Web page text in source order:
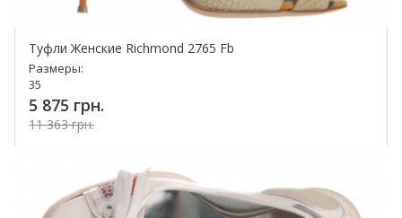
Туфли Женские Richmond 2765 Fb
Размеры:
35
5 875 грн.
11 363 грн.